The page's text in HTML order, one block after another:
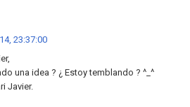
23:37:00
una idea ? ¿ Estoy temblando ? ^_^
Javier.